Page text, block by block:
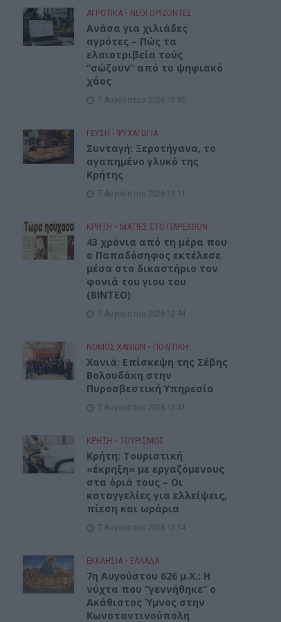
ΑΓΡΟΤΙΚΑ • ΝΕΟΙ ΟΡΙΖΟΝΤΕΣ
Ανάσα για χιλιάδες
αγρότες – Πώς τα
ελαιοτριβεία τούς
“σώζουν” από το ψηφιακό
χάος
7 Αυγούστου 2026 13:30
ΓΕΎΣΗ - ΨΥΧΑΓΩΓΊΑ
Συνταγή: Ξεροτήγανα, το
αγαπημένο γλυκό της
Κρήτης
7 Αυγούστου 2026 13:11
ΚΡΗΤΗ • ΜΑΤΙΕΣ ΣΤΟ ΠΑΡΕΛΘΟΝ
43 χρόνια από τη μέρα που
ο Παπαδόσηφος εκτέλεσε
μέσα στο δικαστήριο τον
φονιά του γιου του
(ΒΙΝΤΕΟ)
7 Αυγούστου 2026 12:44
ΝΟΜΌΣ ΧΑΝΊΩΝ • ΠΟΛΙΤΙΚΗ
Xανιά: Επίσκεψη της Σέβης
Βολουδάκη στην
Πυροσβεστική Υπηρεσία
7 Αυγούστου 2026 12:41
ΚΡΗΤΗ • ΤΟΥΡΙΣΜΟΣ
Κρήτη: Τουριστική
«έκρηξη» με εργαζόμενους
στα όριά τους – Οι
καταγγελίες για ελλείψεις,
πίεση και ωράρια
7 Αυγούστου 2026 12:14
ΕΚΚΛΗΣΙΑ • ΕΛΛΑΔΑ
7η Αυγούστου 626 μ.Χ.: Η
νύχτα που “γεννήθηκε” ο
Ακάθιστος Ύμνος στην
Κωνσταντινούπολη